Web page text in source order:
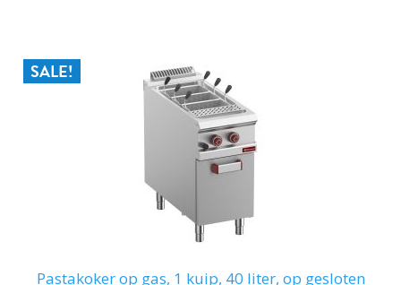
SALE!
Pastakoker op gas, 1 kuip, 40 liter, op gesloten